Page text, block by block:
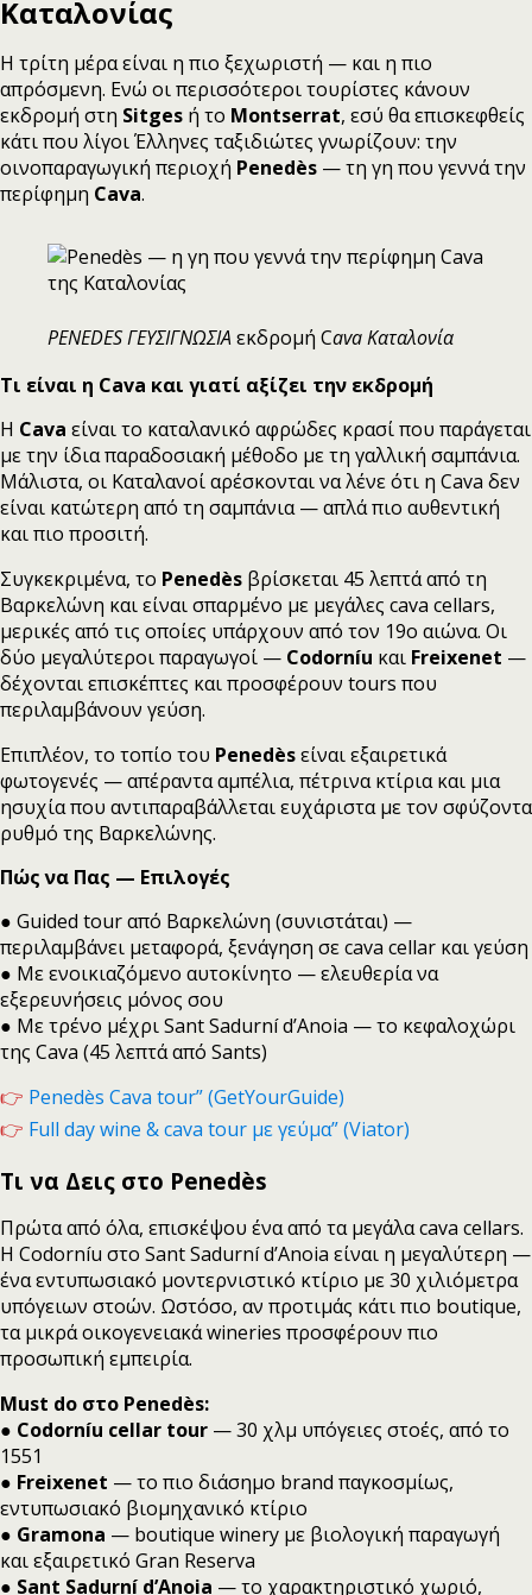
Καταλονίας
Η τρίτη μέρα είναι η πιο ξεχωριστή — και η πιο
απρόσμενη. Ενώ οι περισσότεροι τουρίστες κάνουν
εκδρομή στη Sitges ή το Montserrat, εσύ θα επισκεφθείς
κάτι που λίγοι Έλληνες ταξιδιώτες γνωρίζουν: την
οινοπαραγωγική περιοχή Penedès — τη γη που γεννά την
περίφημη Cava.
PENEDES ΓΕΥΣΙΓΝΩΣΙΑεκδρομή Cava Καταλονία
Τι είναι η Cava και γιατί αξίζει την εκδρομή
Η Cava είναι το καταλανικό αφρώδες κρασί που παράγεται
με την ίδια παραδοσιακή μέθοδο με τη γαλλική σαμπάνια.
Μάλιστα, οι Καταλανοί αρέσκονται να λένε ότι η Cava δεν
είναι κατώτερη από τη σαμπάνια — απλά πιο αυθεντική
και πιο προσιτή.
Συγκεκριμένα, το Penedès βρίσκεται 45 λεπτά από τη
Βαρκελώνη και είναι σπαρμένο με μεγάλες cava cellars,
μερικές από τις οποίες υπάρχουν από τον 19ο αιώνα. Οι
δύο μεγαλύτεροι παραγωγοί — Codorníu και Freixenet —
δέχονται επισκέπτες και προσφέρουν tours που
περιλαμβάνουν γεύση.
Επιπλέον, το τοπίο του Penedèsείναι εξαιρετικά
φωτογενές — απέραντα αμπέλια, πέτρινα κτίρια και μια
ησυχία που αντιπαραβάλλεται ευχάριστα με τον σφύζοντα
ρυθμό της Βαρκελώνης.
Πώς να Πας — Επιλογές
● Guided tour από Βαρκελώνη (συνιστάται) —
περιλαμβάνει μεταφορά, ξενάγηση σε cava cellar και γεύση
● Με ενοικιαζόμενο αυτοκίνητο — ελευθερία να
εξερευνήσεις μόνος σου
● Με τρένο μέχρι Sant Sadurní d’Anoia — το κεφαλοχώρι
της Cava (45 λεπτά από Sants)
👉 Penedès Cava tour” (GetYourGuide)
👉 Full day wine & cava tour με γεύμα” (Viator)
Τι να Δεις στο Penedès
Πρώτα από όλα, επισκέψου ένα από τα μεγάλα cava cellars.
Η Codorníu στο Sant Sadurní d’Anoia είναι η μεγαλύτερη —
ένα εντυπωσιακό μοντερνιστικό κτίριο με 30 χιλιόμετρα
υπόγειων στοών. Ωστόσο, αν προτιμάς κάτι πιο boutique,
τα μικρά οικογενειακά wineries προσφέρουν πιο
προσωπική εμπειρία.
Must do στο Penedès:
● Codorníu cellar tour — 30 χλμ υπόγειες στοές, από το
1551
● Freixenet — το πιο διάσημο brand παγκοσμίως,
εντυπωσιακό βιομηχανικό κτίριο
● Gramona — boutique winery με βιολογική παραγωγή
και εξαιρετικό Gran Reserva
● Sant Sadurní d’Anoia — το χαρακτηριστικό χωριό,